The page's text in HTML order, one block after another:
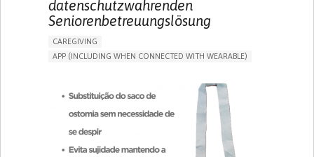
datenschutzwahrenden
Seniorenbetreuungslösung
CAREGIVING
APP (INCLUDING WHEN CONNECTED WITH WEARABLE)
ASSISTIVE DAILY LIFE DEVICE (TO HELP ADL)
PROMOTING SELF-MANAGEMENT
PREVENTING (VACCINATION, PROTECTION, FALLS,
CAREGIVING SUPPORT
GENERAL AND FAMILY MEDICINE
MOBILITY ISSUES